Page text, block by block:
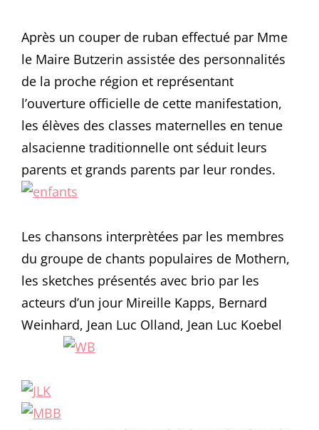
Après un couper de ruban effectué par Mme
le Maire Butzerin assistée des personnalités
de la proche région et représentant
l’ouverture officielle de cette manifestation,
les élèves des classes maternelles en tenue
alsacienne traditionnelle ont séduit leurs
parents et grands parents par leur rondes.
Les chansons interprètées par les membres
du groupe de chants populaires de Mothern,
les sketches présentés avec brio par les
acteurs d’un jour Mireille Kapps, Bernard
Weinhard, Jean Luc Olland, Jean Luc Koebel